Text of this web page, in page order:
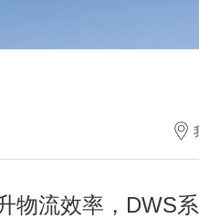
物流效率，DWS